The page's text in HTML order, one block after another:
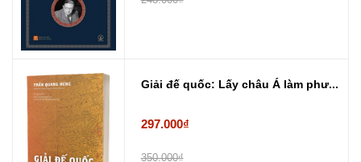
Giải đế quốc: Lấy châu Á làm phư...
297.000₫
350.000₫